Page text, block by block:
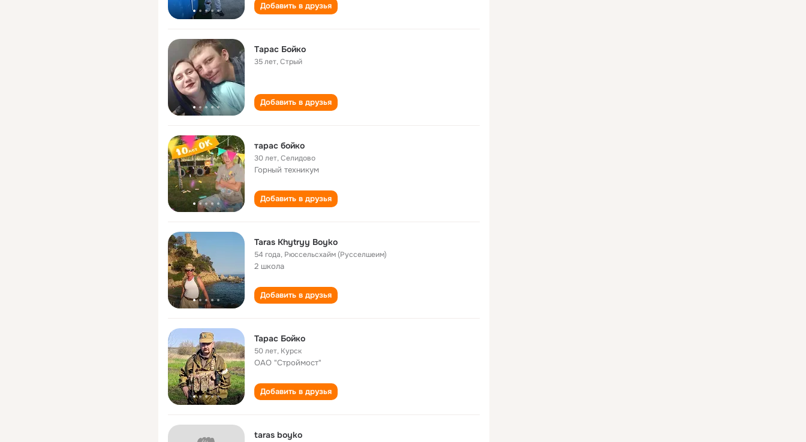
Добавить в друзья
Тaрaс Бойкo
35 лет,Стрый
Добавить в друзья
тарас бойко
30 лет,Селидово
Горный техникум
Добавить в друзья
Taras Khytryy Boyko
54 года, Рюссельсхайм (Русселшеим)
2 школа
Добавить в друзья
Тарас Бойко
50 лет, Курск
ОАО "Строймост"
Добавить в друзья
taras boyko